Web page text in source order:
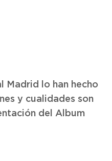
Madrid lo han hecho
y cualidades son
del Album